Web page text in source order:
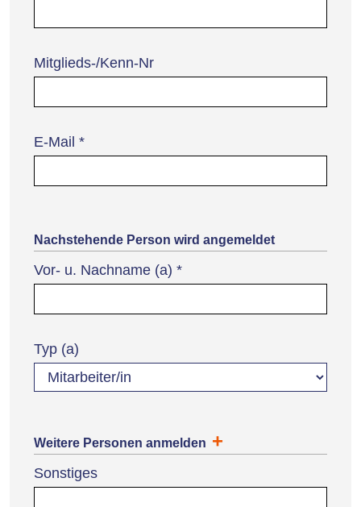
Mitglieds-/Kenn-Nr
E-Mail *
Nachstehende Person wird angemeldet
Vor- u. Nachname (a) *
Typ (a)
Weitere Personen anmelden
Sonstiges